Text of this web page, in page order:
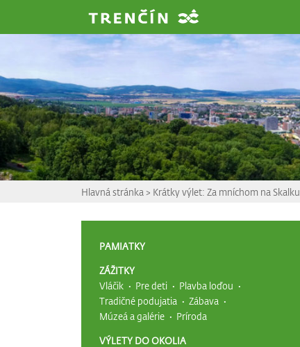
Hlavná stránka > Krátky výlet: Za mníchom na Skalku
PAMIATKY
ZÁŽITKY
Vláčik
Pre deti
Plavba loďou
Tradičné podujatia
Zábava
Múzeá a galérie
Príroda
VÝLETY DO OKOLIA